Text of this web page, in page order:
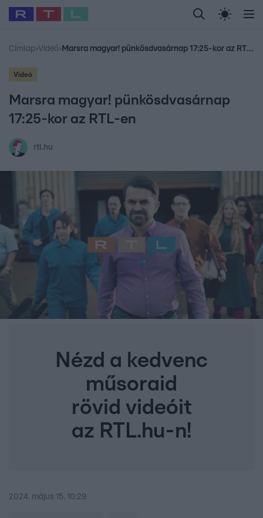
Legfrissebb RTL Híradó Randi Celeb vagyok,
Babits Marcella Most Wanted Gallusz
Címlap›Videó› Marsra magyar! pünkösdvasárnap 17:25-kor az RTL-en
Videó
Marsra magyar! pünkösdvasárnap
17:25-kor az RTL-en
rtl.hu
Nézd a kedvenc
műsoraid
rövid videóit
az RTL.hu-n!
2024. május 15. 10:29